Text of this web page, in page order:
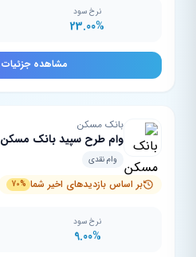
نرخ سود
23.00%
مشاهده جزئیات
بانک مسکن
وام طرح سپید بانک مسکن
وام نقدی
بر اساس بازدیدهای اخیر شما 70%
نرخ سود
9.00%